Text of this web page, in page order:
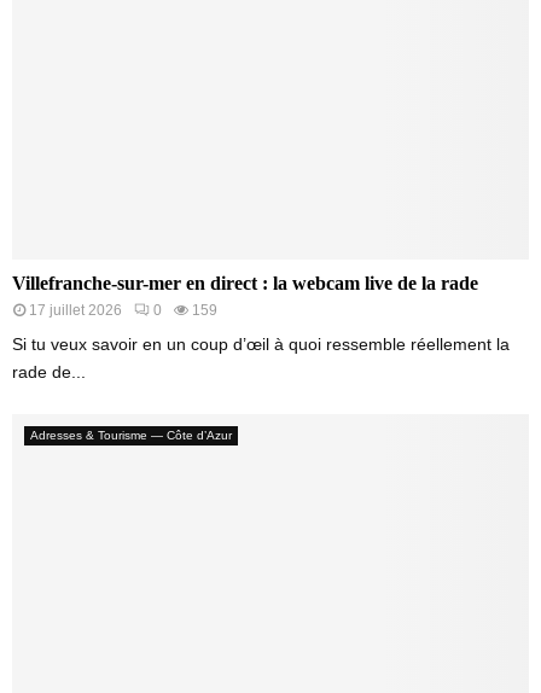
Villefranche-sur-mer en direct : la webcam live de la rade
17 juillet 2026 0 159
Si tu veux savoir en un coup d’œil à quoi ressemble réellement la
rade de...
Adresses & Tourisme — Côte d’Azur